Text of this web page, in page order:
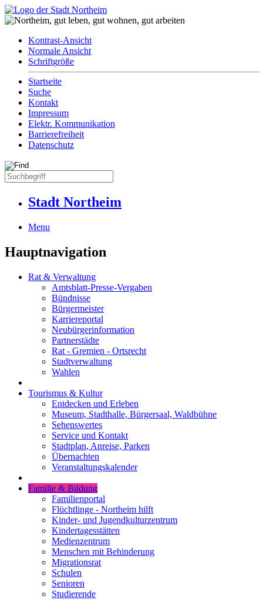
Kontrast-Ansicht
Normale Ansicht
Schriftgröße
Startseite
Suche
Kontakt
Impressum
Elektr. Kommunikation
Barrierefreiheit
Datenschutz
Stadt Northeim
Menu
Hauptnavigation
Rat & Verwaltung
Amtsblatt-Presse-Vergaben
Bündnisse
Bürgermeister
Karriereportal
Neubürgerinformation
Partnerstädte
Rat - Gremien - Ortsrecht
Stadtverwaltung
Wahlen
Tourismus & Kultur
Entdecken und Erleben
Museum, Stadthalle, Bürgersaal, Waldbühne
Sehenswertes
Service und Kontakt
Stadtplan, Anreise, Parken
Übernachten
Veranstaltungskalender
Familie & Bildung
Familienportal
Flüchtlinge - Northeim hilft
Kinder- und Jugendkulturzentrum
Kindertagesstätten
Medienzentrum
Menschen mit Behinderung
Migrationsrat
Schulen
Senioren
Studierende